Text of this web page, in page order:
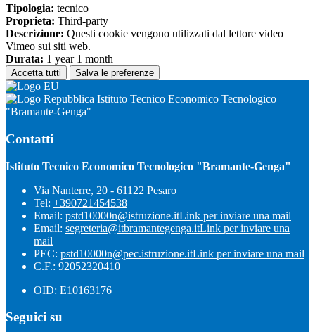
Tipologia: tecnico
Proprieta: Third-party
Descrizione: Questi cookie vengono utilizzati dal lettore video
Vimeo sui siti web.
Durata: 1 year 1 month
Accetta tutti Salva le preferenze
Istituto Tecnico Economico Tecnologico
"Bramante-Genga"
Contatti
Istituto Tecnico Economico Tecnologico "Bramante-Genga"
Via Nanterre, 20 - 61122 Pesaro
Tel: +390721454538
Email: pstd10000n@istruzione.itLink per inviare una mail
Email: segreteria@itbramantegenga.itLink per inviare una
mail
PEC: pstd10000n@pec.istruzione.itLink per inviare una mail
C.F.: 92052320410
OID: E10163176
Seguici su